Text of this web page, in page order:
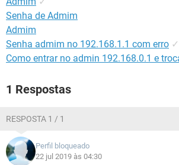
Senha de Admim
Admim
Senha admim no 192.168.1.1 com erro ✓
Como entrar no admin 192.168.0.1 e
1 Respostas
RESPOSTA 1 / 1
Perfil bloqueado
22 jul 2019 às 04:30